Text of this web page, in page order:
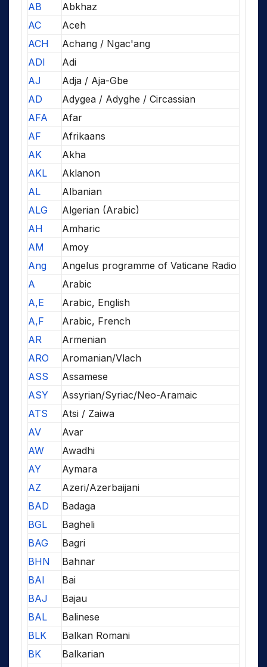
AB
Abkhaz
AC
Aceh
ACH
Achang / Ngac'ang
ADI
Adi
AJ
Adja / Aja-Gbe
AD
Adygea / Adyghe / Circassian
AFA
Afar
AF
Afrikaans
AK
Akha
AKL
Aklanon
AL
Albanian
ALG
Algerian (Arabic)
AH
Amharic
AM
Amoy
Ang
Angelus programme of Vaticane Radio
A
Arabic
A,E
Arabic, English
A,F
Arabic, French
AR
Armenian
ARO
Aromanian/Vlach
ASS
Assamese
ASY
Assyrian/Syriac/Neo-Aramaic
ATS
Atsi / Zaiwa
AV
Avar
AW
Awadhi
AY
Aymara
AZ
Azeri/Azerbaijani
BAD
Badaga
BGL
Bagheli
BAG
Bagri
BHN
Bahnar
BAI
Bai
BAJ
Bajau
BAL
Balinese
BLK
Balkan Romani
BK
Balkarian